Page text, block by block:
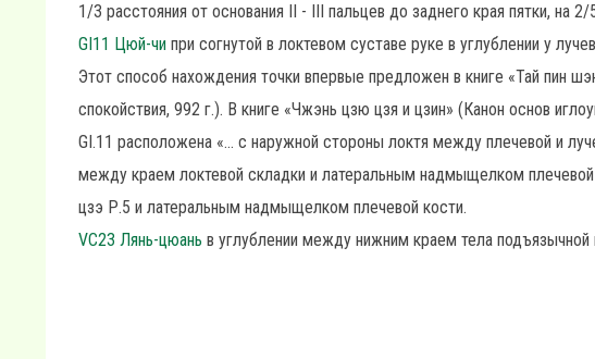
1/3 расстояния от основания II - III пальцев до заднего края пятки, на
GI11 Цюй-чи при согнутой в локтевом суставе руке в углублении у
Этот способ нахождения точки впервые предложен в книге «Тай пин
спокойствия, 992 г.). В книге «Чжэнь цзю цзя и цзин» (Канон основ
GI.11 расположена «... с наружной стороны локтя между плечевой и
между краем локтевой складки и латеральным надмыщелком
цзэ Р.5 и латеральным надмыщелком плечевой кости.
VC23 Лянь-цюань в углублении между нижним краем тела